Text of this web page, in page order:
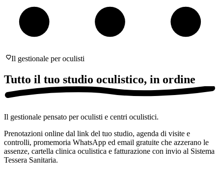
Il gestionale per oculisti
Tutto il tuo studio oculistico, in ordine
Il gestionale pensato per oculisti e centri oculistici.
Prenotazioni online dal link del tuo studio, agenda di visite e
controlli, promemoria WhatsApp ed email gratuite che azzerano le
assenze, cartella clinica oculistica e fatturazione con invio al Sistema
Tessera Sanitaria.